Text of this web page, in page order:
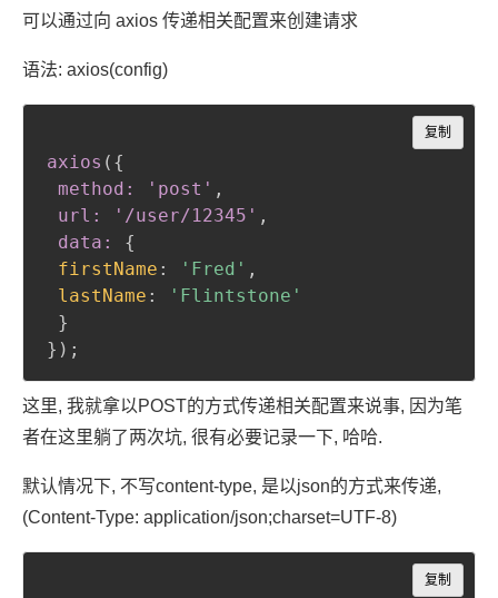
可以通过向 axios 传递相关配置来创建请求
语法: axios(config)
axios ( {
method: 'post' ,
url: '/user/12345' ,
data:
{
firstName : 'Fred' ,
lastName :
'Flintstone'
}
} ) ;
复制
Copy
这里, 我就拿以POST的方式传递相关配置来说事, 因为笔
者在这里躺了两次坑, 很有必要记录一下, 哈哈.
默认情况下, 不写content-type, 是以json的方式来传递,
(Content-Type: application/json;charset=UTF-8)
复制
Copy